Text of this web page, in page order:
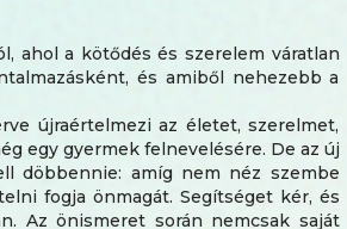
ahol a kötődés és szerelem váratlan
és amiből nehezebb a
újraértelmezi az életet, szerelmet,
egy gyermek felnevelésére. De az új
döbbennie: amíg nem néz szembe
fogja önmagát. Segítséget kér, és
Az önismeret során nemcsak saját